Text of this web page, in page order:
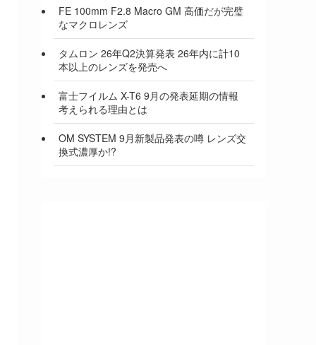
FE 100mm F2.8 Macro GM 高価だが完璧
なマクロレンズ
タムロン 26年Q2決算発表 26年内に計10
本以上のレンズを発売へ
富士フイルム X-T6 9月の発表延期の情報
考えられる理由とは
OM SYSTEM 9月新製品発表の噂 レンズ交
換式濃厚か!?